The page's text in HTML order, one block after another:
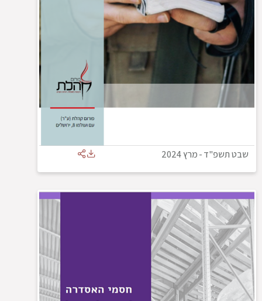
שבט תשפ"ד-מרץ 2024